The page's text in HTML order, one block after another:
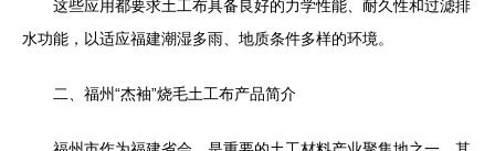
这些应用都要求土工布具备良好的力学性能、耐久性和过滤排
水功能，以适应福建潮湿多雨、地质条件多样的环境。
二、福州“杰袖”烧毛土工布产品简介